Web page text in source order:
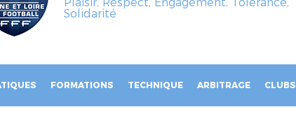
Solidarité
FORMATIONS TECHNIQUE ARBITRAGE CLUBS